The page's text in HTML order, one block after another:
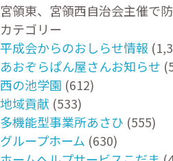
宮領東、宮領西自治会主催で
カテゴリー
平成会からのおしらせ情報
あおぞらぱん屋さんお知らせ
西の池学園 (612)
地域貢献 (533)
多機能型事業所あさひ (555)
グループホーム (630)